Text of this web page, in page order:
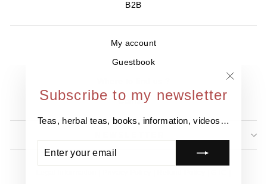
Subscribe to my newsletter
Teas, herbal teas, books, information, videos…
YOUR
EMAIL
B2B
My account
Guestbook
Contact